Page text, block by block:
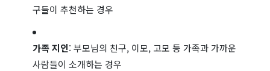
구들이 추천하는 경우
가족 지인: 부모님의 친구, 이모, 고모 등 가족과 가까운
사람들이 소개하는 경우